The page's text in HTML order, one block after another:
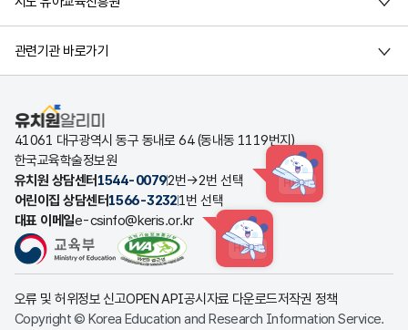
관련기관 바로가기
유치원알리미
41061 대구광역시 동구 동내로 64 (동내동 1119번지)
한국교육학술정보원
유치원 상담센터 1544-00792번→2번 선택 HINT
어린이집 상담센터1566-32321번 선택
대표 이메일e-csinfo@keris.or.kr
HINT
오류 및 허위정보 신고OPEN API공시자료 다운로드저작권 정책
Copyright © Korea Education and Research Information Service.